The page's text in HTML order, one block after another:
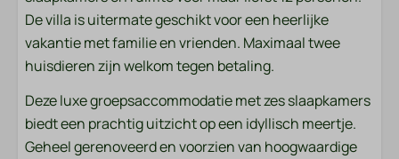
Jacuzzi
Slaapkamer
Beddengoed
Familie/Kinderen
De villa is uitermate geschikt voor een heerlijke
vakantie met familie en vrienden. Maximaal twee
huisdieren zijn welkom tegen betaling.
Deze luxe groepsaccommodatie met zes slaapkamers
biedt een prachtig uitzicht op een idyllisch meertje.
Geheel gerenoveerd en voorzien van hoogwaardige